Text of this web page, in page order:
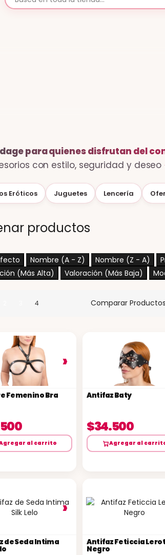
para quienes disfrutan del
con estilo, seguridad y deseo
Eróticos Juguetes Lencería
productos
Nombre (A - Z) Nombre (Z - A)
(Más Alta)
Valoración (Más Baja)
4 Comparar
›
Femenino Bra
al carrito
Antifaz Baty
$34.500
Agregar al
›
de Seda Intima Antifaz Feticcia Lerot
Negro